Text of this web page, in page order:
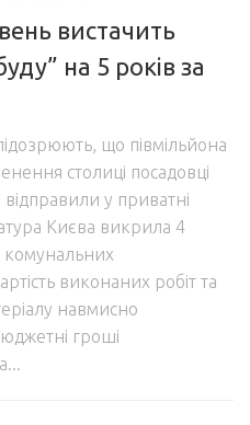
вистачить
на 5 років за
що півмільйона
столиці посадовці
відправили у приватні
Києва викрила 4
виконаних робіт та
навмисно
гроші